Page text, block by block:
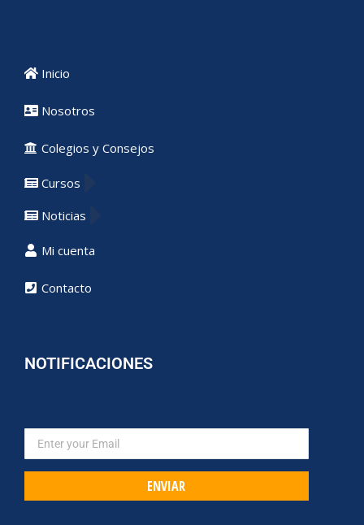
Inicio
Nosotros
Colegios y Consejos
Cursos
Noticias
Mi cuenta
Contacto
NOTIFICACIONES
ENVIAR